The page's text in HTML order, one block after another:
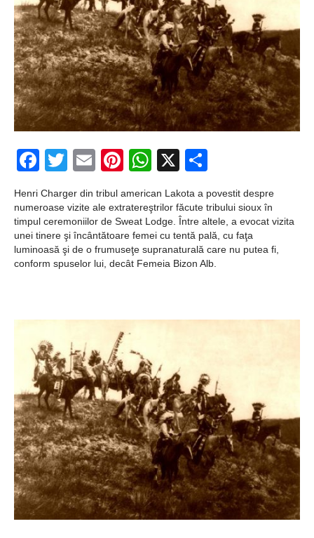
fericite ale Istoriei
Cimitirul bântuit din
Wenonah
Gest din disperare
în India
Uimitoarea viaţă a
Teresei Neumann
Îngeri pe Marte
Îngerii salvează
oamenii de la
Ochii statuii
Fecioarei
sângerează
Facebook
Twitter
EmailPinterest
WhatsApp
X
Henri Charger din tribul american Lakota a povestit despre
numeroase vizite ale extratereştrilor făcute tribului sioux în
timpul ceremoniilor de Sweat Lodge. Între altele, a evocat vizita
unei tinere şi încântătoare femei cu tentă pală, cu faţa
luminoasă şi de o frumuseţe supranaturală care nu putea fi,
conform spuselor lui, decât Femeia Bizon Alb.